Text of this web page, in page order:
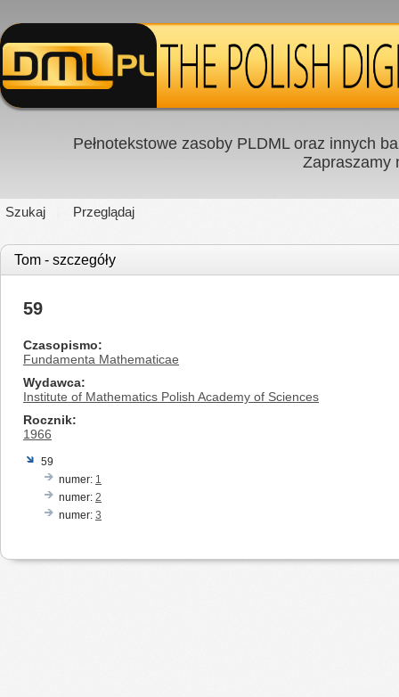
Pełnotekstowe zasoby PLDML oraz innych
Zapraszamy
Szukaj Przeglądaj
Tom - szczegóły
59
Czasopismo
Fundamenta Mathematicae
Wydawca
Institute of Mathematics Polish Academy of Sciences
Rocznik
1966
59
numer: 1
numer: 2
numer: 3